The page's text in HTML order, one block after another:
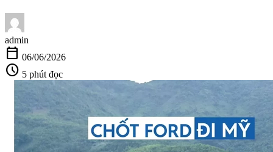
admin
calendar_today 06/06/2026
schedule 5 phút đọc